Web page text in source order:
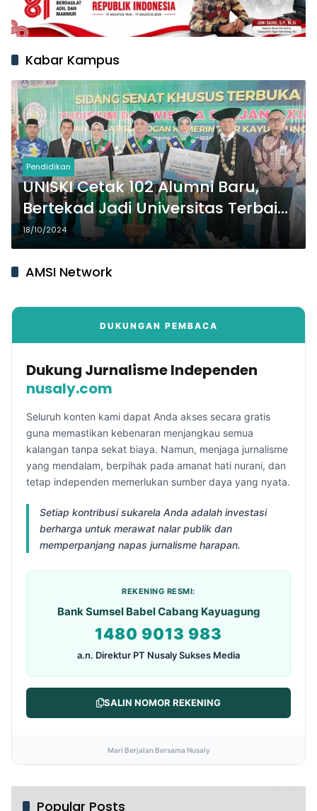
Kabar Kampus
Pendidikan
UNISKI Cetak 102 Alumni Baru,
Bertekad Jadi Universitas Terbaik
di OKI
18/10/2024
AMSI Network
DUKUNGAN PEMBACA
Dukung Jurnalisme Independen
nusaly.com
Seluruh konten kami dapat Anda akses secara gratis
guna memastikan kebenaran menjangkau semua
kalangan tanpa sekat biaya. Namun, menjaga jurnalisme
yang mendalam, berpihak pada amanat hati nurani, dan
tetap independen memerlukan sumber daya yang nyata.
Setiap kontribusi sukarela Anda adalah investasi
berharga untuk merawat nalar publik dan
memperpanjang napas jurnalisme harapan.
REKENING RESMI:
Bank Sumsel Babel Cabang Kayuagung
1480 9013 983
a.n. Direktur PT Nusaly Sukses Media
SALIN NOMOR REKENING
Mari Berjalan Bersama Nusaly
Popular Posts